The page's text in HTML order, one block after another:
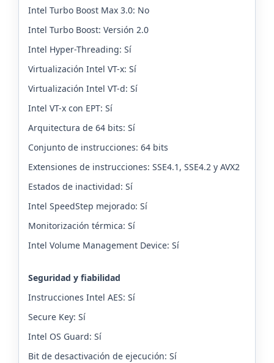
Intel Turbo Boost Max 3.0: No
Intel Turbo Boost: Versión 2.0
Intel Hyper-Threading: Sí
Virtualización Intel VT-x: Sí
Virtualización Intel VT-d: Sí
Intel VT-x con EPT: Sí
Arquitectura de 64 bits: Sí
Conjunto de instrucciones: 64 bits
Extensiones de instrucciones: SSE4.1, SSE4.2 y AVX2
Estados de inactividad: Sí
Intel SpeedStep mejorado: Sí
Monitorización térmica: Sí
Intel Volume Management Device: Sí
Seguridad y fiabilidad
Instrucciones Intel AES: Sí
Secure Key: Sí
Intel OS Guard: Sí
Bit de desactivación de ejecución: Sí